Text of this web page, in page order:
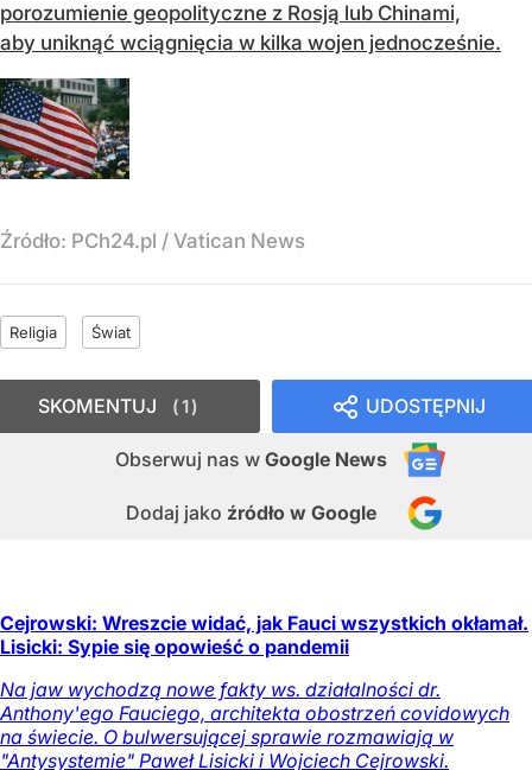
porozumienie geopolityczne z Rosją lub Chinami,
aby uniknąć wciągnięcia w kilka wojen jednocześnie.
Źródło: PCh24.pl / Vatican News
Religia Świat
UDOSTĘPNIJ
Obserwuj nas w Google News
Dodaj jako źródło w Google
SKOMENTUJ 1
Cejrowski: Wreszcie widać, jak Fauci wszystkich okłamał.
Lisicki: Sypie się opowieść o pandemii
Na jaw wychodzą nowe fakty ws. działalności dr.
Anthony'ego Fauciego, architekta obostrzeń covidowych
na świecie. O bulwersującej sprawie rozmawiają w
"Antysystemie" Paweł Lisicki i Wojciech Cejrowski.